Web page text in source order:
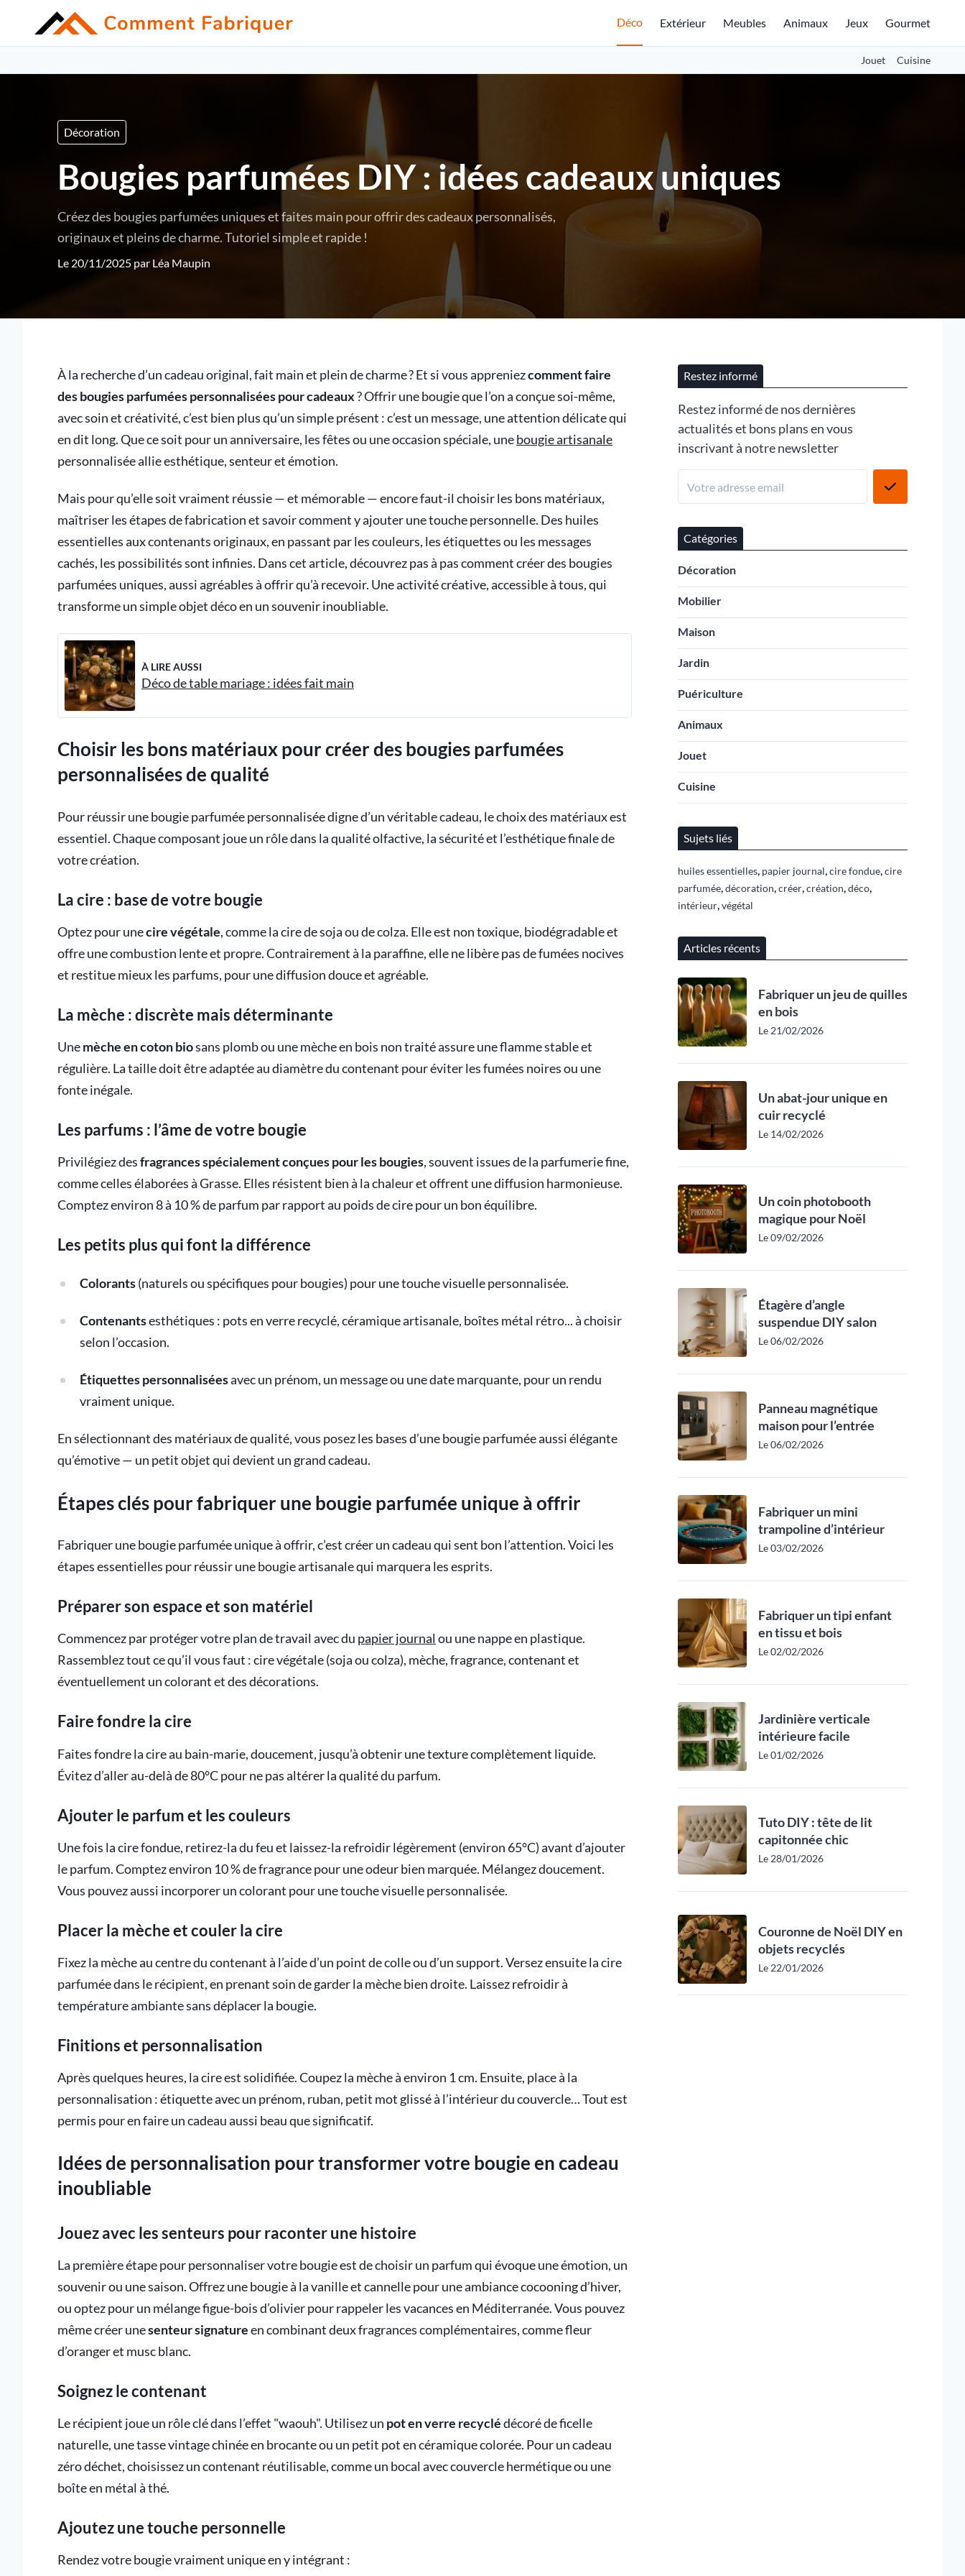
Déco Extérieur Meubles Animaux Jeux Gourmet
Jouet Cuisine
Décoration
Bougies parfumées DIY : idées cadeaux uniques
Créez des bougies parfumées uniques et faites main pour offrir des cadeaux personnalisés,
originaux et pleins de charme. Tutoriel simple et rapide !
Le 20/11/2025 par Léa Maupin
À la recherche d’un cadeau original, fait main et plein de charme ? Et si vous appreniezcomment faire
des bougies parfumées personnalisées pour cadeaux? Offrir une bougie que l’on a conçue soi-même,
avec soin et créativité, c’est bien plus qu’un simple présent : c’est un message, une attention délicate qui
en dit long. Que ce soit pour un anniversaire, les fêtes ou une occasion spéciale, unebougie artisanale
personnalisée allie esthétique, senteur et émotion.
Mais pour qu’elle soit vraiment réussie — et mémorable — encore faut-il choisir les bons matériaux,
maîtriser les étapes de fabrication et savoir comment y ajouter une touche personnelle. Des huiles
essentielles aux contenants originaux, en passant par les couleurs, les étiquettes ou les messages
cachés, les possibilités sont infinies. Dans cet article, découvrez pas à pas comment créer des bougies
parfumées uniques, aussi agréables à offrir qu’à recevoir. Une activité créative, accessible à tous, qui
transforme un simple objet déco en un souvenir inoubliable.
À LIRE AUSSI
Déco de table mariage : idées fait main
Choisir les bons matériaux pour créer des bougies parfumées
personnalisées de qualité
Pour réussir une bougie parfumée personnalisée digne d’un véritable cadeau, le choix des matériaux est
essentiel. Chaque composant joue un rôle dans la qualité olfactive, la sécurité et l’esthétique finale de
votre création.
La cire : base de votre bougie
Optez pour unecire végétale, comme la cire de soja ou de colza. Elle est non toxique, biodégradable et
offre une combustion lente et propre. Contrairement à la paraffine, elle ne libère pas de fumées nocives
et restitue mieux les parfums, pour une diffusion douce et agréable.
La mèche : discrète mais déterminante
Unemèche en coton biosans plomb ou une mèche en bois non traité assure une flamme stable et
régulière. La taille doit être adaptée au diamètre du contenant pour éviter les fumées noires ou une
fonte inégale.
Les parfums : l’âme de votre bougie
Privilégiez desfragrances spécialement conçues pour les bougies, souvent issues de la parfumerie fine,
comme celles élaborées à Grasse. Elles résistent bien à la chaleur et offrent une diffusion harmonieuse.
Comptez environ 8 à 10 % de parfum par rapport au poids de cire pour un bon équilibre.
Les petits plus qui font la différence
Colorants(naturels ou spécifiques pour bougies) pour une touche visuelle personnalisée.
Contenantsesthétiques : pots en verre recyclé, céramique artisanale, boîtes métal rétro... à choisir
selon l’occasion.
Étiquettes personnaliséesavec un prénom, un message ou une date marquante, pour un rendu
vraiment unique.
En sélectionnant des matériaux de qualité, vous posez les bases d’une bougie parfumée aussi élégante
qu’émotive — un petit objet qui devient un grand cadeau.
Étapes clés pour fabriquer une bougie parfumée unique à offrir
Fabriquer une bougie parfumée unique à offrir, c’est créer un cadeau qui sent bon l’attention. Voici les
étapes essentielles pour réussir une bougie artisanale qui marquera les esprits.
Préparer son espace et son matériel
Commencez par protéger votre plan de travail avec du papier journal ou une nappe en plastique.
Rassemblez tout ce qu’il vous faut : cire végétale (soja ou colza), mèche, fragrance, contenant et
éventuellement un colorant et des décorations.
Faire fondre la cire
Faites fondre la cire au bain-marie, doucement, jusqu’à obtenir une texture complètement liquide.
Évitez d’aller au-delà de 80°C pour ne pas altérer la qualité du parfum.
Ajouter le parfum et les couleurs
Une fois la cire fondue, retirez-la du feu et laissez-la refroidir légèrement (environ 65°C) avant d’ajouter
le parfum. Comptez environ 10 % de fragrance pour une odeur bien marquée. Mélangez doucement.
Vous pouvez aussi incorporer un colorant pour une touche visuelle personnalisée.
Placer la mèche et couler la cire
Fixez la mèche au centre du contenant à l’aide d’un point de colle ou d’un support. Versez ensuite la cire
parfumée dans le récipient, en prenant soin de garder la mèche bien droite. Laissez refroidir à
température ambiante sans déplacer la bougie.
Finitions et personnalisation
Après quelques heures, la cire est solidifiée. Coupez la mèche à environ 1 cm. Ensuite, place à la
personnalisation : étiquette avec un prénom, ruban, petit mot glissé à l’intérieur du couvercle… Tout est
permis pour en faire un cadeau aussi beau que significatif.
Idées de personnalisation pour transformer votre bougie en cadeau
inoubliable
Jouez avec les senteurs pour raconter une histoire
La première étape pour personnaliser votre bougie est de choisir un parfum qui évoque une émotion, un
souvenir ou une saison. Offrez une bougie à la vanille et cannelle pour une ambiance cocooning d’hiver,
ou optez pour un mélange figue-bois d’olivier pour rappeler les vacances en Méditerranée. Vous pouvez
même créer unesenteur signatureen combinant deux fragrances complémentaires, comme fleur
d’oranger et musc blanc.
Soignez le contenant
Le récipient joue un rôle clé dans l’effet "waouh". Utilisez un pot en verre recyclédécoré de ficelle
naturelle, une tasse vintage chinée en brocante ou un petit pot en céramique colorée. Pour un cadeau
zéro déchet, choisissez un contenant réutilisable, comme un bocal avec couvercle hermétique ou une
boîte en métal à thé.
Ajoutez une touche personnelle
Rendez votre bougie vraiment unique en y intégrant :
Restez informé
Restez informé de nos dernières
actualités et bons plans en vous
inscrivant à notre newsletter
Catégories
Décoration
Mobilier
Maison
Jardin
Puériculture
Animaux
Jouet
Cuisine
Sujets liés
huiles essentielles, papier journal,cire fondue,cire
parfumée,décoration,créer,création,déco,
intérieur,végétal
Articles récents
Fabriquer un jeu de quilles
en bois
Le 21/02/2026
Un abat-jour unique en
cuir recyclé
Le 14/02/2026
Un coin photobooth
magique pour Noël
Le 09/02/2026
Étagère d’angle
suspendue DIY salon
Le 06/02/2026
Panneau magnétique
maison pour l’entrée
Le 06/02/2026
Fabriquer un mini
trampoline d’intérieur
Le 03/02/2026
Fabriquer un tipi enfant
en tissu et bois
Le 02/02/2026
Jardinière verticale
intérieure facile
Le 01/02/2026
Tuto DIY : tête de lit
capitonnée chic
Le 28/01/2026
Couronne de Noël DIY en
objets recyclés
Le 22/01/2026